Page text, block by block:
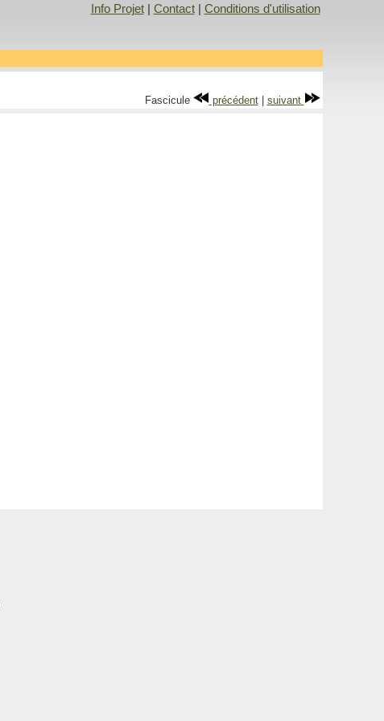
Info Projet| Contact| Conditions d'utilisation
Fascicule précédent| suivant